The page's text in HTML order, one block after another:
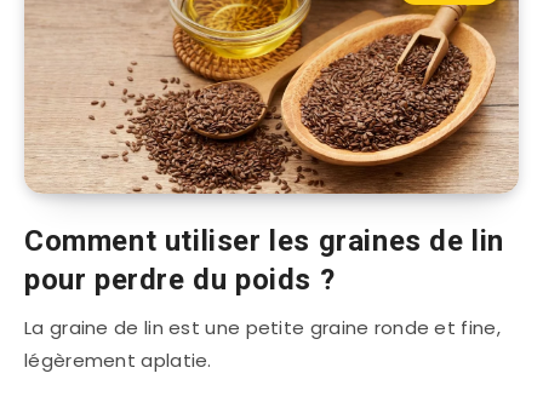
Comment utiliser les graines de lin
pour perdre du poids ?
La graine de lin est une petite graine ronde et fine,
légèrement aplatie.